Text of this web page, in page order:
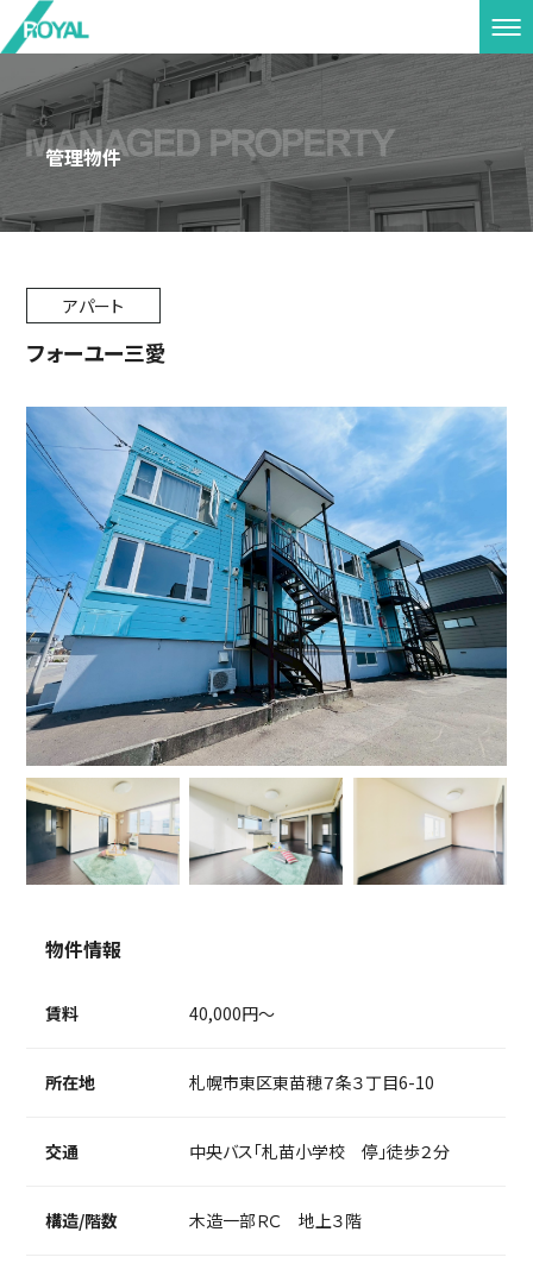
管理物件
アパート
フォーユー三愛
物件情報
賃料 40,000円～
所在地 札幌市東区東苗穂７条３丁目6-10
交通 中央バス「札苗小学校 停」徒歩２分
構造/階数 木造一部ＲＣ 地上３階